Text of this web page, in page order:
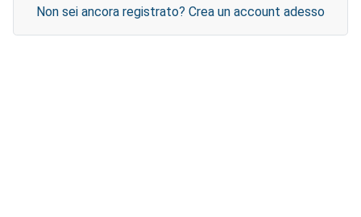
Non sei ancora registrato? Crea un account adesso